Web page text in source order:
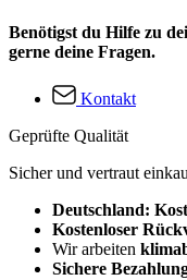
Benötigst du Hilfe zu
gerne deine Fragen.
Kontakt
Geprüfte Qualität
Sicher und vertraut
Deutschland:
Kostenloser
Wir arbeiten
Sichere